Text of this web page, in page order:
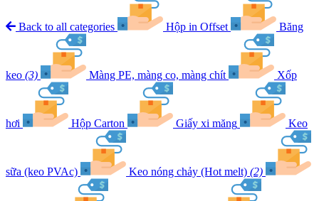
Back to all categories Hộp in Offset Băng
keo (3) Màng PE, màng co, màng chít Xốp
hơi Hộp Carton Giấy xi măng Keo
sữa (keo PVAc) Keo nóng chảy (Hot melt) (2)